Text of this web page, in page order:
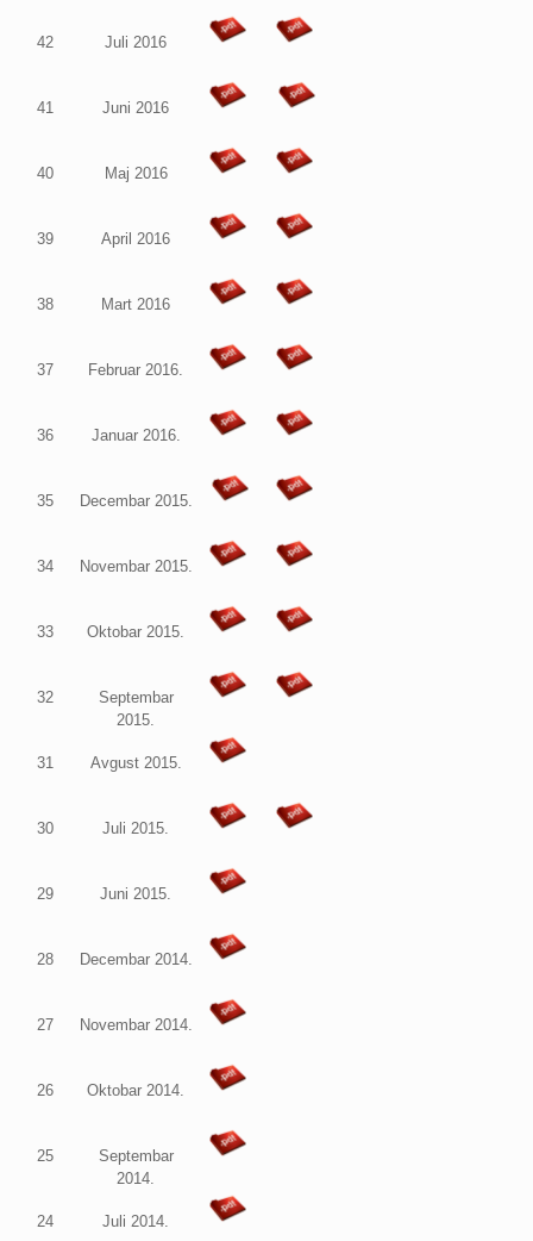
42 Juli 2016
41 Juni 2016
40 Maj 2016
39 April 2016
38 Mart 2016
37 Februar 2016.
36 Januar 2016.
35 Decembar 2015.
34 Novembar 2015.
33 Oktobar 2015.
32
Septembar
2015.
31 Avgust 2015.
30 Juli 2015.
29 Juni 2015.
28 Decembar 2014.
27 Novembar 2014.
26 Oktobar 2014.
25
Septembar
2014.
24 Juli 2014.